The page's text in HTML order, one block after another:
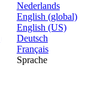
Nederlands
English (global)
English (US)
Deutsch
Français
Sprache